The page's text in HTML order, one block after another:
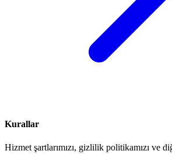
Kurallar
Hizmet şartlarımızı, gizlilik politikamızı ve